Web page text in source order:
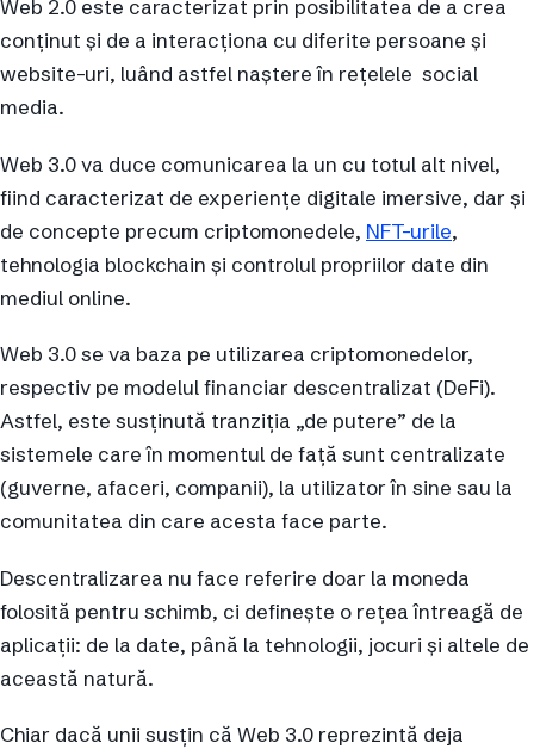
Web 2.0 este caracterizat prin posibilitatea de a crea
conținut și de a interacționa cu diferite persoane și
website-uri, luând astfel naștere în rețelele social
media.
Web 3.0 va duce comunicarea la un cu totul alt nivel,
fiind caracterizat de experiențe digitale imersive, dar și
de concepte precum criptomonedele, NFT-urile,
tehnologia blockchain și controlul propriilor date din
mediul online.
Web 3.0 se va baza pe utilizarea criptomonedelor,
respectiv pe modelul financiar descentralizat (DeFi).
Astfel, este susținută tranziția „de putere” de la
sistemele care în momentul de față sunt centralizate
(guverne, afaceri, companii), la utilizator în sine sau la
comunitatea din care acesta face parte.
Descentralizarea nu face referire doar la moneda
folosită pentru schimb, ci definește o rețea întreagă de
aplicații: de la date, până la tehnologii, jocuri și altele de
această natură.
Chiar dacă unii susțin că Web 3.0 reprezintă deja